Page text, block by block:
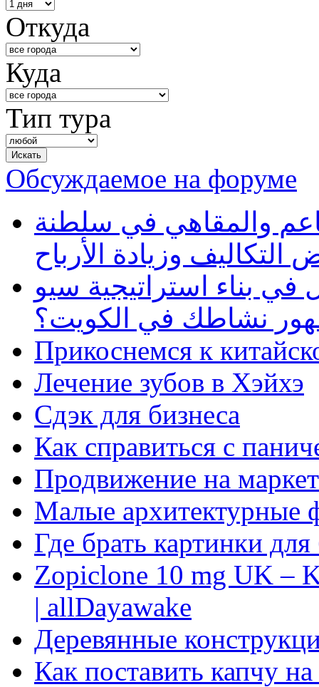
Откуда
Куда
Тип тура
Обсуждаемое на форуме
والمقاهي في سلطنة
وزيادة الأرباح
بناء استراتيجية سيو
نشاطك في الكويت؟
Прикоснемся к
Лечение зубов в Хэйхэ
Сдэк для бизнеса
Как справиться с
Продвижение на
Малые архитектурные
Где брать картинки
Zopiclone 10 mg UK –
| allDayawake
Деревянные
Как поставить капчу